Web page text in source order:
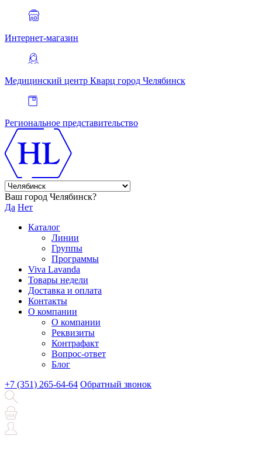
Интернет-магазин
Медицинский центр Кварц город Челябинск
Региональное представительство
Ваш город Челябинск?
Да Нет
Каталог
Линии
Группы
Программы
Viva Lavanda
Товары недели
Доставка и оплата
Контакты
О компании
О компании
Реквизиты
Контрафакт
Вопрос-ответ
Блог
+7 (351) 265-64-64 Обратный звонок